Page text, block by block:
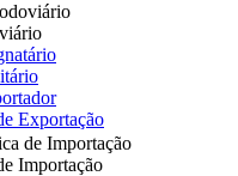
Exportação
de Importação
Importação